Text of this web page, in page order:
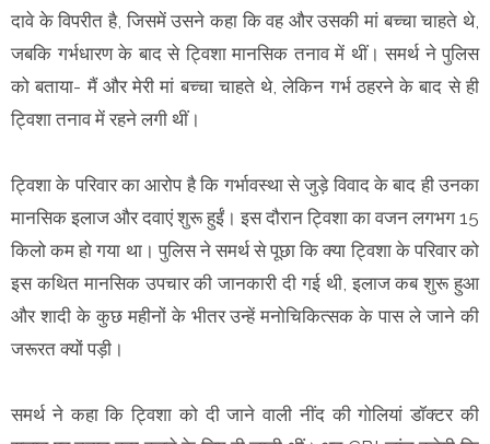
दावे के विपरीत है, जिसमें उसने कहा कि वह और उसकी मां बच्चा चाहते थे,
जबकि गर्भधारण के बाद से ट्विशा मानसिक तनाव में थीं। समर्थ ने पुलिस
को बताया- मैं और मेरी मां बच्चा चाहते थे, लेकिन गर्भ ठहरने के बाद से ही
ट्विशा तनाव में रहने लगी थीं।
ट्विशा के परिवार का आरोप है कि गर्भावस्था से जुड़े विवाद के बाद ही उनका
मानसिक इलाज और दवाएं शुरू हुईं। इस दौरान ट्विशा का वजन लगभग 15
किलो कम हो गया था। पुलिस ने समर्थ से पूछा कि क्या ट्विशा के परिवार को
इस कथित मानसिक उपचार की जानकारी दी गई थी, इलाज कब शुरू हुआ
और शादी के कुछ महीनों के भीतर उन्हें मनोचिकित्सक के पास ले जाने की
जरूरत क्यों पड़ी।
समर्थ ने कहा कि ट्विशा को दी जाने वाली नींद की गोलियां डॉक्टर की